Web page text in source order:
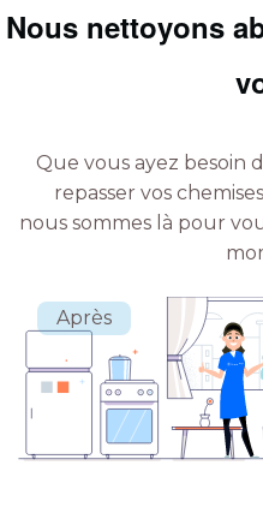
Nous nettoyons
Que vous ayez besoin
repasser vos
nous sommes là pour